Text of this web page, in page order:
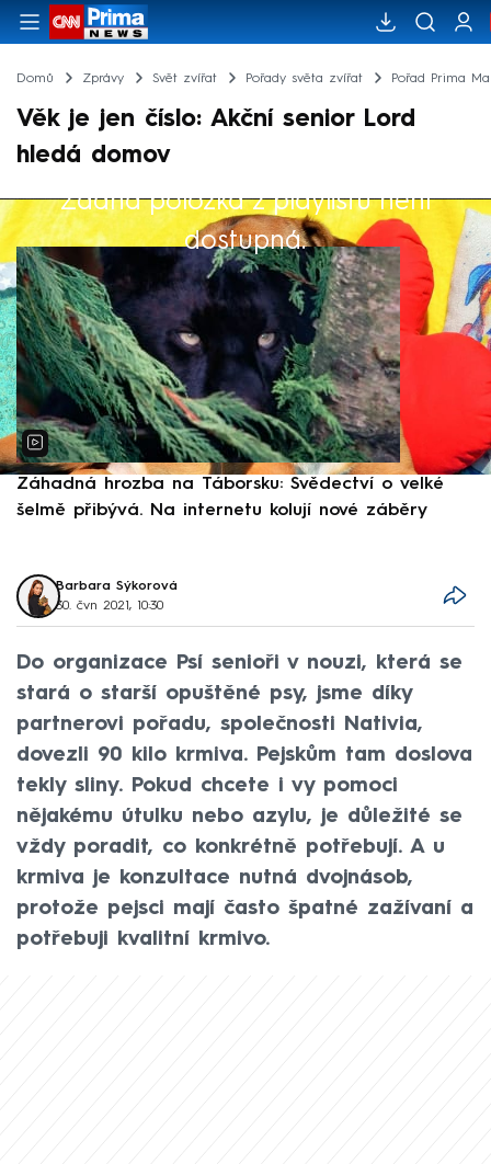
Domů Zprávy Svět zvířat Pořady světa zvířat Pořad Prima
Věk je jen číslo: Akční senior Lord
hledá domov
Žádná položka z playlistu není
dostupná.
Výběr redakce
Záhadná hrozba na Táborsku: Svědectví o velké
šelmě přibývá. Na internetu kolují nové záběry
Barbara Sýkorová
30. čvn 2021, 10:30
Do organizace Psí senioři v nouzi, která se
stará o starší opuštěné psy, jsme díky
partnerovi pořadu, společnosti Nativia,
dovezli 90 kilo krmiva. Pejskům tam doslova
tekly sliny. Pokud chcete i vy pomoci
nějakému útulku nebo azylu, je důležité se
vždy poradit, co konkrétně potřebují. A u
krmiva je konzultace nutná dvojnásob,
protože pejsci mají často špatné zažívaní a
potřebuji kvalitní krmivo.